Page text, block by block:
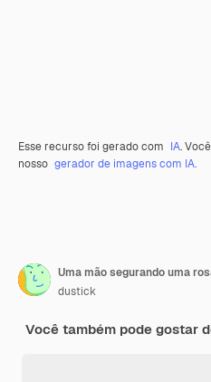
Esse recurso foi gerado com IA.
nosso gerador de imagens com IA.
Uma mão segurando uma
dustick
Você também pode gostar